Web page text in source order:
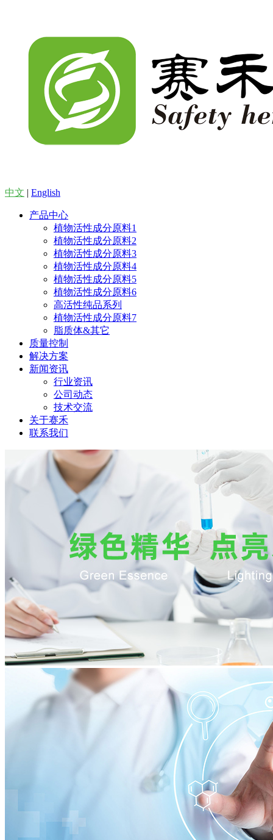
中文 | English
产品中心
植物活性成分原料1
植物活性成分原料2
植物活性成分原料3
植物活性成分原料4
植物活性成分原料5
植物活性成分原料6
高活性纯品系列
植物活性成分原料7
脂质体&其它
质量控制
解决方案
新闻资讯
行业资讯
公司动态
技术交流
关于赛禾
联系我们